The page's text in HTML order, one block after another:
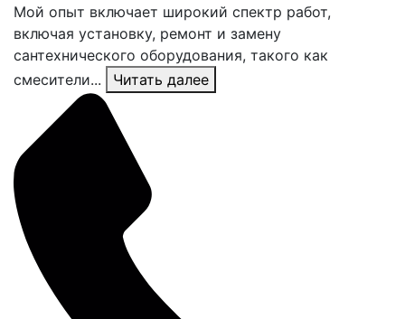
Мой опыт включает широкий спектр работ,
включая установку, ремонт и замену
сантехнического оборудования, такого как
смесители...
Читать далее